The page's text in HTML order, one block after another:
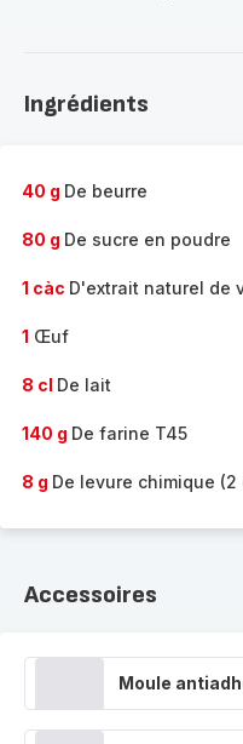
Ingrédients
40 g De beurre
80 g De sucre en poudre
1 càc D'extrait naturel de
1 Œuf
8 cl De lait
140 g De farine T45
8 g De levure chimique (2
Accessoires
Moule